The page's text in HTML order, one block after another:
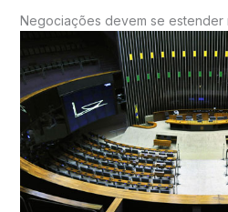
Negociações devem se estender